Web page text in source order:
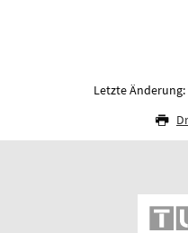
Letzte Änderung: